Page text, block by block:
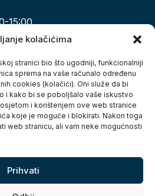
kolačićima
stranici bio što ugodniji, funkcionalniji
sprema na vaše računalo određenu
cookies (kolačići). Oni služe da bi
i kako bi se poboljšalo vaše iskustvo
i korištenjem ove web stranice
koje je moguće i blokirati. Nakon toga
web stranicu, ali vam neke mogućnosti
Prihvati
15:00
grada Karlovca